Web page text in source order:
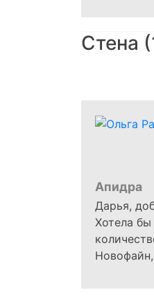
Стена
Апидра
Дарья,
Хотела бы